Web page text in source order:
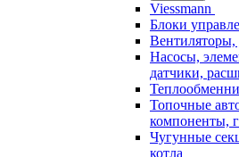
Viessmann
Блоки
Вентиляторы,
Насосы,
датчики,
Топочные
компоненты,
Чугунные
котла